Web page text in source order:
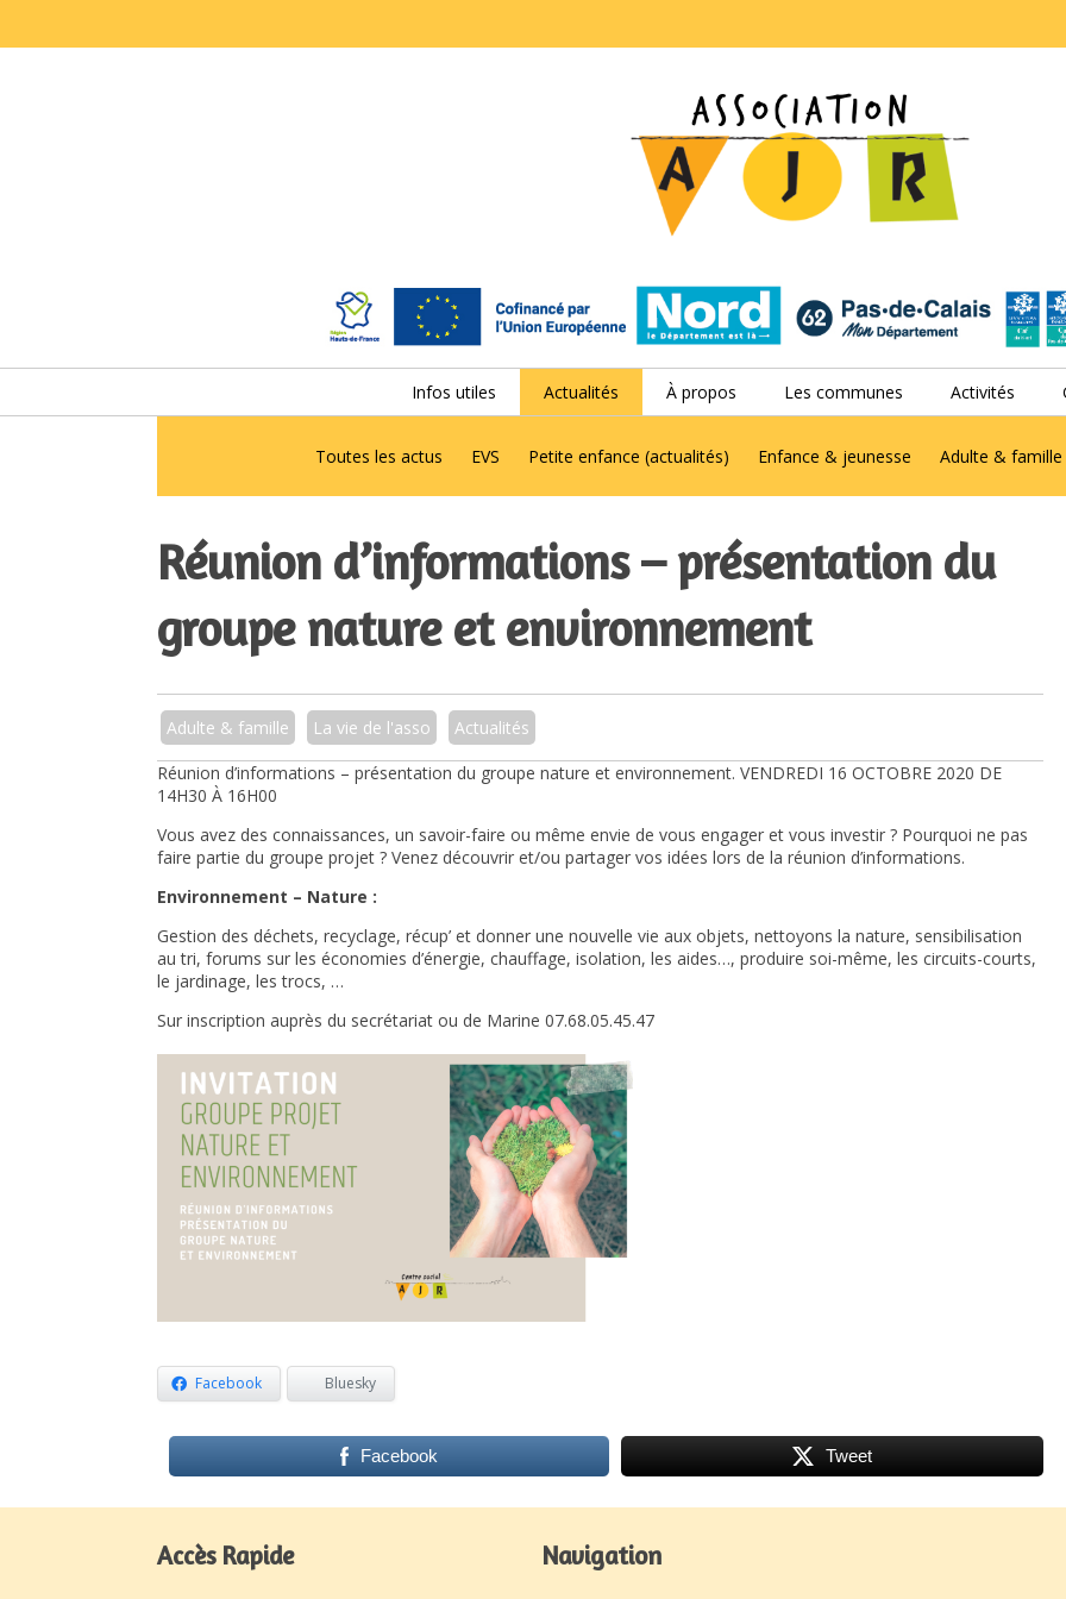
Infos utiles Actualités À propos Les communes Activités
Toutes les actus EVS Petite enfance (actualités) Enfance & jeunesse Adulte & famille
Réunion d’informations – présentation du
groupe nature et environnement
Adulte & famille La vie de l'asso
Actualités
Réunion d’informations – présentation du groupe nature et environnement. VENDREDI 16 OCTOBRE 2020 DE
14H30 À 16H00
Vous avez des connaissances, un savoir-faire ou même envie de vous engager et vous investir ? Pourquoi ne pas
faire partie du groupe projet ? Venez découvrir et/ou partager vos idées lors de la réunion d’informations.
Environnement – Nature :
Gestion des déchets, recyclage, récup’ et donner une nouvelle vie aux objets, nettoyons la nature, sensibilisation
au tri, forums sur les économies d’énergie, chauffage, isolation, les aides…, produire soi-même, les circuits-courts,
le jardinage, les trocs, …
Sur inscription auprès du secrétariat ou de Marine 07.68.05.45.47
Facebook Bluesky
Facebook Tweet
Accès Rapide Navigation